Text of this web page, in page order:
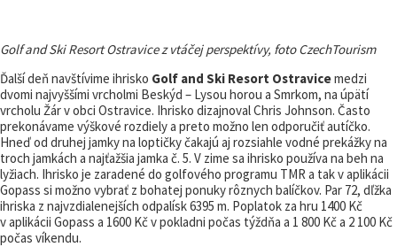
Golf and Ski Resort Ostravice z vtáčej perspektívy, foto CzechTourism
Ďalší deň navštívime ihrisko Golf and Ski Resort Ostravicemedzi
dvomi najvyššími vrcholmi Beskýd – Lysou horou a Smrkom, na úpätí
vrcholu Žár v obci Ostravice. Ihrisko dizajnoval Chris Johnson. Často
prekonávame výškové rozdiely a preto možno len odporučiť autíčko.
Hneď od druhej jamky na loptičky čakajú aj rozsiahle vodné prekážky na
troch jamkách a najťažšia jamka č. 5. V zime sa ihrisko používa na beh na
lyžiach. Ihrisko je zaradené do golfového programu TMR a tak v aplikácii
Gopass si možno vybrať z bohatej ponuky rôznych balíčkov. Par 72, dľžka
ihriska z najvzdialenejších odpalísk 6395 m. Poplatok za hru 1400 Kč
v aplikácii Gopass a 1600 Kč v pokladni počas týždňa a 1 800 Kč a 2 100 Kč
počas víkendu.